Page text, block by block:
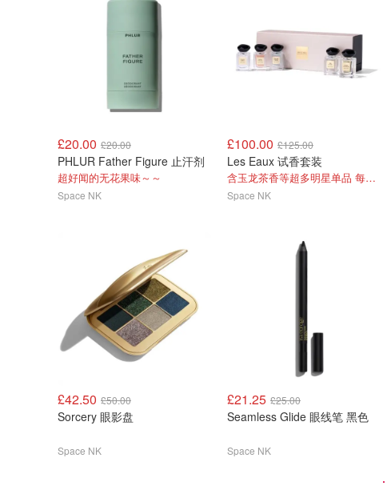
£20.00 £20.00
PHLUR Father Figure 止汗剂
超好闻的无花果味～～
Space NK
£100.00 £125.00
Les Eaux 试香套装
含玉龙茶香等超多明星单品 每个才£20
Space NK
£42.50 £50.00
Sorcery 眼影盘
Space NK
£21.25 £25.00
Seamless Glide 眼线笔 黑色
Space NK